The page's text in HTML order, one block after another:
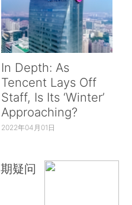
In Depth: As
Tencent Lays Off
Staff, Is Its ‘Winter’
Approaching?
2022年04月01日
疑问